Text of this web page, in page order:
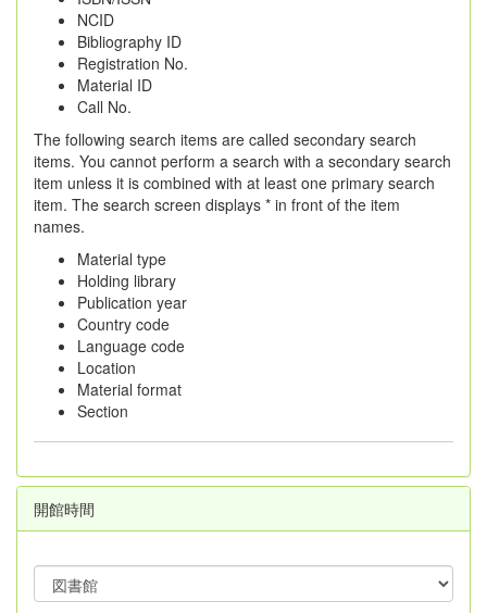
NCID
Bibliography ID
Registration No.
Material ID
Call No.
The following search items are called secondary search
items. You cannot perform a search with a secondary search
item unless it is combined with at least one primary search
item. The search screen displays * in front of the item
names.
Material type
Holding library
Publication year
Country code
Language code
Location
Material format
Section
開館時間